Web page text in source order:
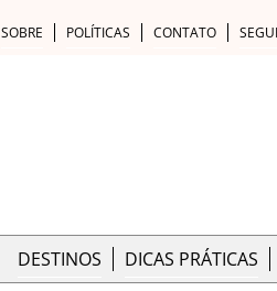
SOBRE POLÍTICAS CONTATO
DESTINOS DICAS PRÁTICAS